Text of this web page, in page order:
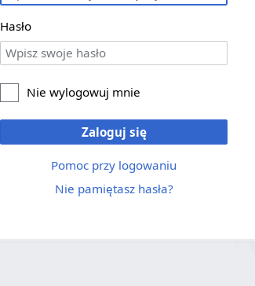
Hasło
Nie wylogowuj mnie
Zaloguj się
Pomoc przy logowaniu
Nie pamiętasz hasła?